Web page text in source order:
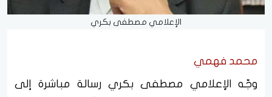
الإعلامي مصطفى بكري
محمد فهمي
وجّه الإعلامي مصطفى بكري رسالة مباشرة إلى